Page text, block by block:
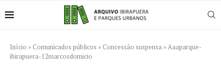
Início » Comunicados públicos » Concessão suspensa »Aaaparque-
ibirapuera-12marcosdomicio